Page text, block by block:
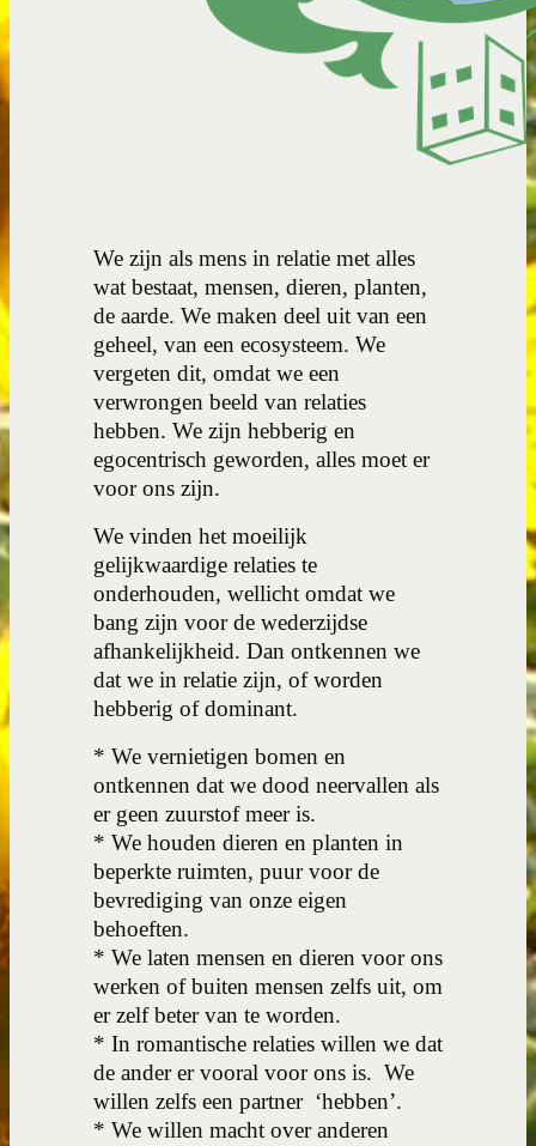
We zijn als mens in relatie met alles
wat bestaat, mensen, dieren, planten,
de aarde. We maken deel uit van een
geheel, van een ecosysteem. We
vergeten dit, omdat we een
verwrongen beeld van relaties
hebben. We zijn hebberig en
egocentrisch geworden, alles moet er
voor ons zijn.
We vinden het moeilijk
gelijkwaardige relaties te
onderhouden, wellicht omdat we
bang zijn voor de wederzijdse
afhankelijkheid. Dan ontkennen we
dat we in relatie zijn, of worden
hebberig of dominant.
* We vernietigen bomen en
ontkennen dat we dood neervallen als
er geen zuurstof meer is.
* We houden dieren en planten in
beperkte ruimten, puur voor de
bevrediging van onze eigen
behoeften.
* We laten mensen en dieren voor ons
werken of buiten mensen zelfs uit, om
er zelf beter van te worden.
* In romantische relaties willen we dat
de ander er vooral voor ons is. We
willen zelfs een partner ‘hebben’.
* We willen macht over anderen